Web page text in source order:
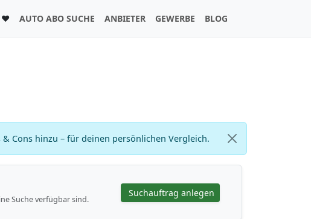
♥ AUTO ABO SUCHE ANBIETER GEWERBE BLOG
Cons hinzu – für deinen persönlichen Vergleich.
Suche verfügbar sind.
Suchauftrag anlegen